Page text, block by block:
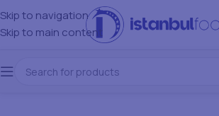
Skip to navigation
Skip to main content